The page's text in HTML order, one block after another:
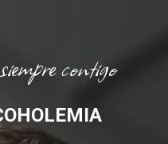
siempre contigo